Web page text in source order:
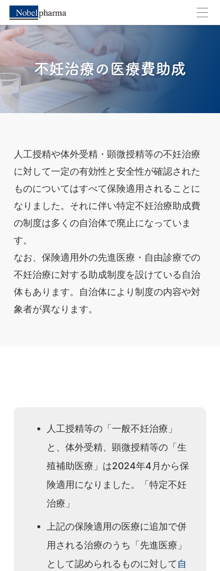
外部のページへ移動します。よろしいですか？
キャンセル OK
不妊治療の医療費助成
人工授精や体外受精・顕微授精等の不妊治療
に対して一定の有効性と安全性が確認された
ものについてはすべて保険適用されることに
なりました。それに伴い特定不妊治療助成費
の制度は多くの自治体で廃止になっていま
す。
なお、保険適用外の先進医療・自由診療での
不妊治療に対する助成制度を設けている自治
体もあります。自治体により制度の内容や対
象者が異なります。
人工授精等の「一般不妊治療」
と、体外受精、顕微授精等の「生
殖補助医療」は2024年4月から保
険適用になりました。「特定不妊
治療」
上記の保険適用の医療に追加で併
用される治療のうち「先進医療」
として認められるものに対して自